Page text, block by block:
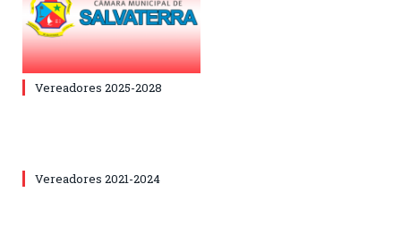
Vereadores 2025-2028
Vereadores 2021-2024